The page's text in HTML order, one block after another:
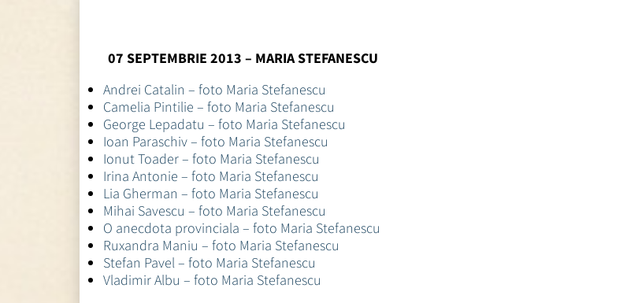
07 SEPTEMBRIE 2013 – MARIA STEFANESCU
Andrei Catalin – foto Maria Stefanescu
Camelia Pintilie – foto Maria Stefanescu
George Lepadatu – foto Maria Stefanescu
Ioan Paraschiv – foto Maria Stefanescu
Ionut Toader – foto Maria Stefanescu
Irina Antonie – foto Maria Stefanescu
Lia Gherman – foto Maria Stefanescu
Mihai Savescu – foto Maria Stefanescu
O anecdota provinciala – foto Maria Stefanescu
Ruxandra Maniu – foto Maria Stefanescu
Stefan Pavel – foto Maria Stefanescu
Vladimir Albu – foto Maria Stefanescu